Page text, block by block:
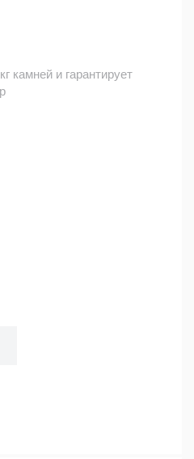
камней и гарантирует